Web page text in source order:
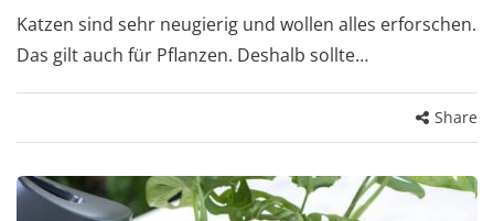
Katzen sind sehr neugierig und wollen alles erforschen.
Das gilt auch für Pflanzen. Deshalb sollte…
Share